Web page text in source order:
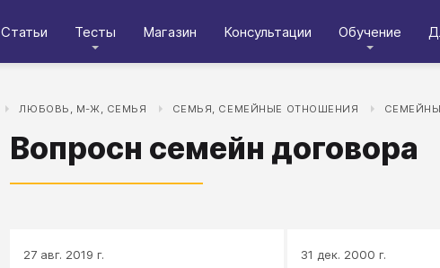
Статьи Тесты Магазин Консультации Обучение
ЛЮБОВЬ, М-Ж, СЕМЬЯ СЕМЬЯ, СЕМЕЙНЫЕ ОТНОШЕНИЯ
Вопросн семейн договора
27 авг. 2019 г. 31 дек. 2000 г.